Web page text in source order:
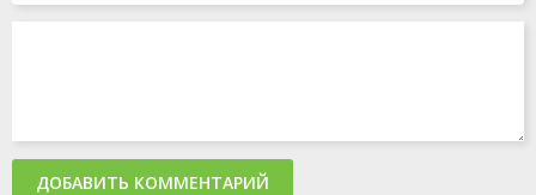
ДОБАВИТЬ КОММЕНТАРИЙ